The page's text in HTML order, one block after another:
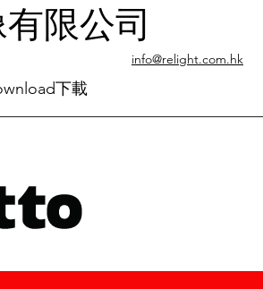
限公司
info@relight.com.hk
下載